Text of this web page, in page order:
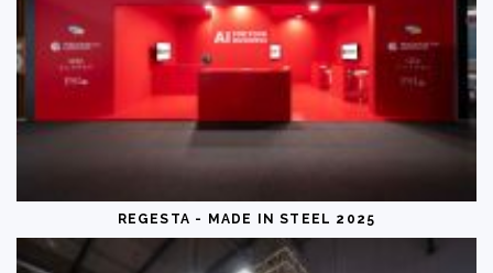
REGESTA - MADE IN STEEL 2025